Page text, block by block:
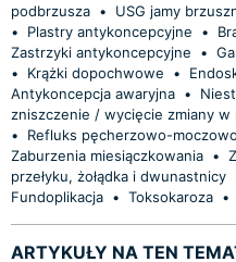
podbrzusza • USG jamy
•
Plastry antykoncepcyjne •
Zastrzyki antykoncepcyjne
•
•
Krążki dopochwowe •
Antykoncepcja awaryjna •
zniszczenie / wycięcie zmiany w
•
Refluks pęcherzowo-
Zaburzenia miesiączkowania •
przełyku, żołądka i dwunastnicy
Fundoplikacja • Toksokaroza •
ARTYKUŁY NA TEN